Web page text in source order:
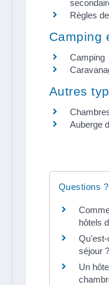
Règles
Camping
Camping
Autres
Auberge
Questions
hôtels
Qu'est-
séjour ?
Un